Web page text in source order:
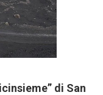
di San